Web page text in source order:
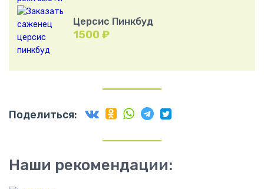
Церсис Пинкбуд
1500 ₽
Поделиться:
Наши рекомендации: